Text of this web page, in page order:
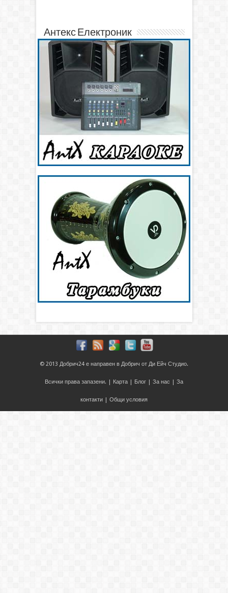
Антекс Електроник
© 2013 Добрич24 е направен в Добрич от Ди Ейч Студио.
Всички права запазени. | Карта | Блог | За нас | За
контакти | Общи условия